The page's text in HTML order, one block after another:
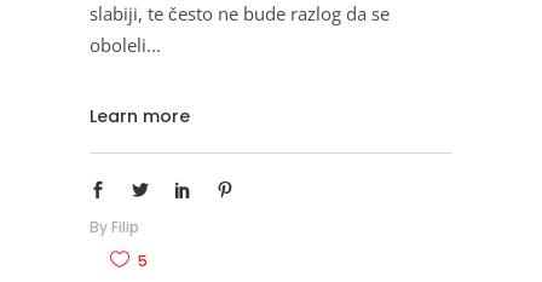
slabiji, te često ne bude razlog da se
oboleli
Learn more
By Filip
5